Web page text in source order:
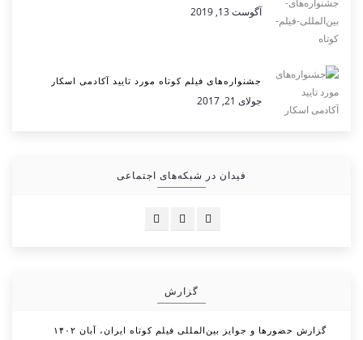
آگوست 13, 2019
جشنواره‌های فیلم کوتاه مورد تایید آکادمی اسکار
جولای 21, 2017
فیدان در شبکه‌های اجتماعی
گزارش
گزارش حضورها و جوایز بین‌المللی فیلم کوتاه ایران، آبان ۱۴۰۲